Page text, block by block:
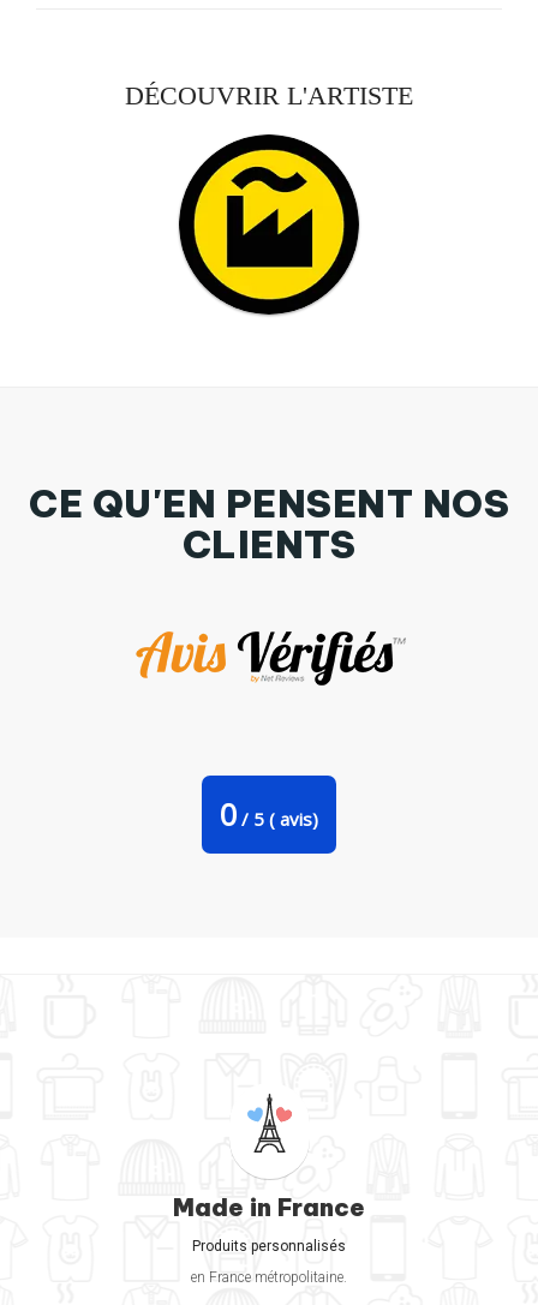
DÉCOUVRIR L'ARTISTE
CE QU'EN PENSENT NOS
CLIENTS
0 / 5 ( avis)
Made in France
Produits personnalisés
en France métropolitaine.